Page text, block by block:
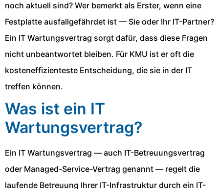
noch aktuell sind? Wer bemerkt als Erster, wenn eine
Festplatte ausfallgefährdet ist — Sie oder Ihr IT-Partner?
Ein IT Wartungsvertrag sorgt dafür, dass diese Fragen
nicht unbeantwortet bleiben. Für KMU ist er oft die
kosteneffizienteste Entscheidung, die sie in der IT
treffen können.
Was ist ein IT
Wartungsvertrag?
Ein IT Wartungsvertrag — auch IT-Betreuungsvertrag
oder Managed-Service-Vertrag genannt — regelt die
laufende Betreuung Ihrer IT-Infrastruktur durch ein IT-